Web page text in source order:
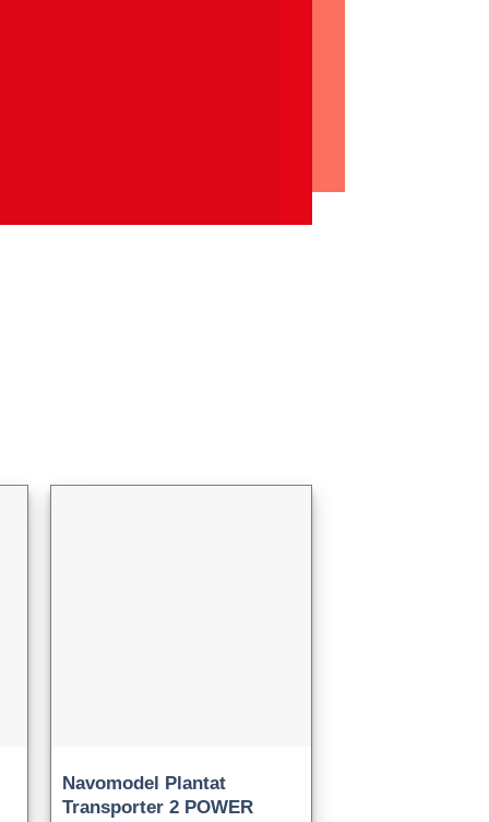
Navomodel Plantat
Transporter 2 POWER